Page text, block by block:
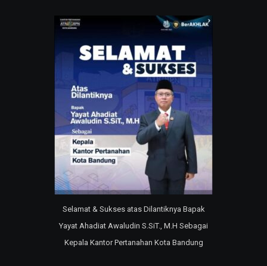
Selamat & Sukses atas Dilantiknya Bapak
Yayat Ahadiat Awaludin S.SiT., M.H Sebagai
Kepala Kantor Pertanahan Kota Bandung